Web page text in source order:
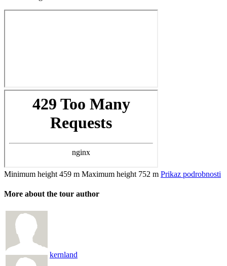
Minimum height 459 m Maximum height 752 m Prikaz podrobnosti
More about the tour author
kernland